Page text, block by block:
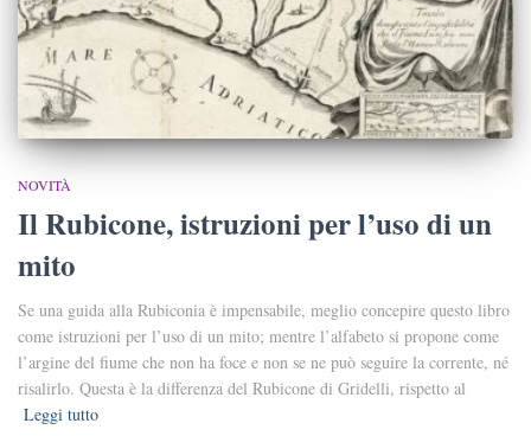
NOVITÀ
Il Rubicone, istruzioni per l’uso di un
mito
Se una guida alla Rubiconia è impensabile, meglio concepire questo libro
come istruzioni per l’uso di un mito; mentre l’alfabeto si propone come
l’argine del fiume che non ha foce e non se ne può seguire la corrente, né
risalirlo. Questa è la differenza del Rubicone di Gridelli, rispetto al
Leggi tutto